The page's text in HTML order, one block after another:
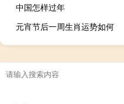
中国怎样过年
元宵节后一周生肖运势如何